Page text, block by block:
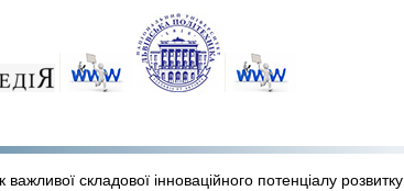
складової інноваційного потенціалу розвитку